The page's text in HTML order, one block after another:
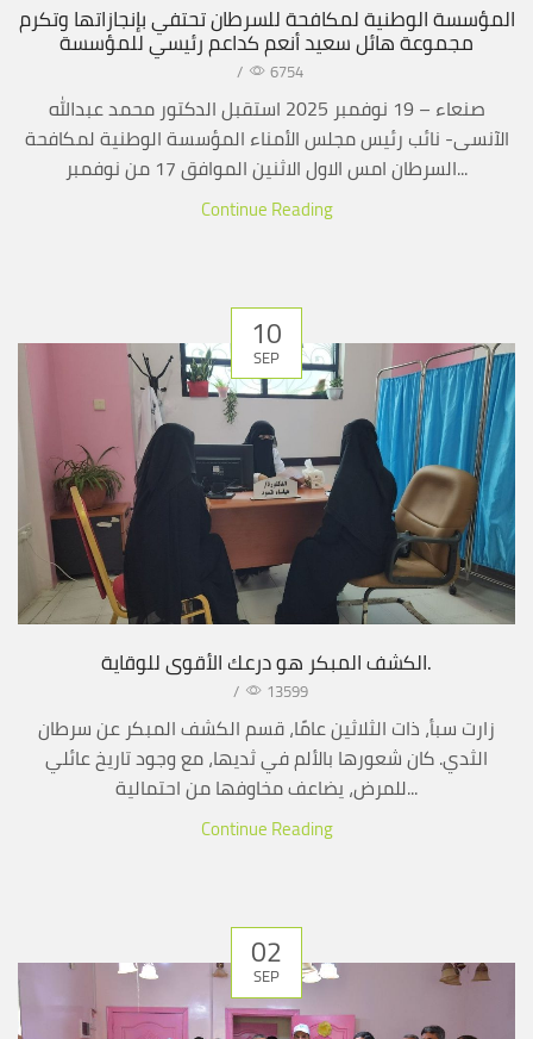
المؤسسة الوطنية لمكافحة للسرطان تحتفي بإنجازاتها وتكرم
مجموعة هائل سعيد أنعم كداعم رئيسي للمؤسسة
/ 6754
صنعاء – 19 نوفمبر 2025 استقبل الدكتور محمد عبدالله
الآنسى- نائب رئيس مجلس الأمناء المؤسسة الوطنية لمكافحة
السرطان امس الاول الاثنين الموافق 17 من نوفمبر...
Continue Reading
10
SEP
الكشف المبكر هو درعك الأقوى للوقاية.
/ 13599
زارت سبأ، ذات الثلاثين عامًا، قسم الكشف المبكر عن سرطان
الثدي. كان شعورها بالألم في ثديها، مع وجود تاريخ عائلي
للمرض، يضاعف مخاوفها من احتمالية...
Continue Reading
02
SEP